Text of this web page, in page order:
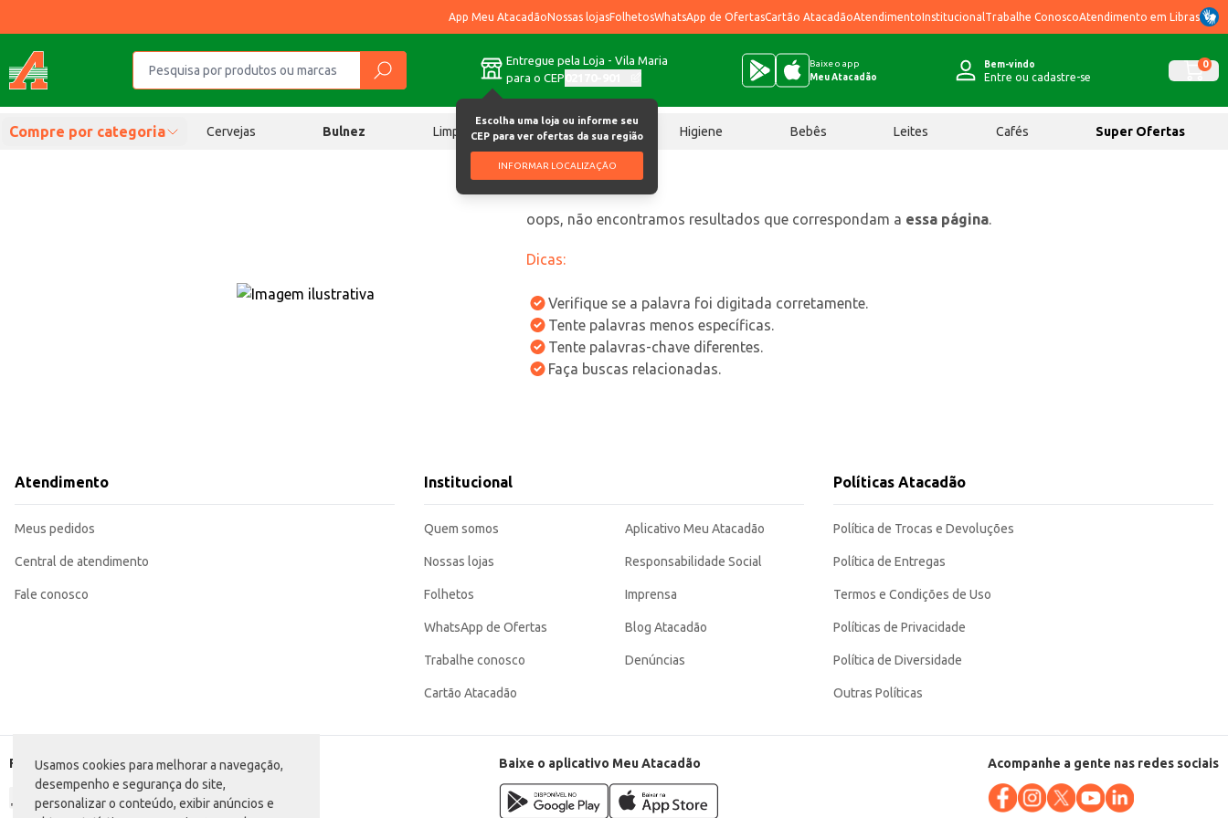
Usamos cookies para melhorar a navegação,
desempenho e segurança do site,
personalizar o conteúdo, exibir anúncios e
App Meu AtacadãoNossas lojasFolhetosWhatsApp de OfertasCartão AtacadãoAtendimentoInstitucional Trabalhe ConoscoAtendimento em Libras
Entregue pela Loja - Vila Maria
para o CEP
Escolha uma loja ou informe seu
CEP para ver ofertas da sua região
INFORMAR LOCALIZAÇÃO
Baixe o app
Meu Atacadão
Bem-vindo
Entre ou cadastre-se
0
Compre por categoria Cervejas Bulnez Limpeza Chocolates Higiene Bebês Leites Cafés Super Ofertas
oops, não encontramos resultados que correspondam a essa página.
Dicas:
Verifique se a palavra foi digitada corretamente.
Tente palavras menos específicas.
Tente palavras-chave diferentes.
Faça buscas relacionadas.
Atendimento
Meus pedidos
Central de atendimento
Fale conosco
Institucional
Quem somos
Nossas lojas
Folhetos
WhatsApp de Ofertas
Trabalhe conosco
Cartão Atacadão
Aplicativo Meu Atacadão
Responsabilidade Social
Imprensa
Blog Atacadão
Denúncias
Políticas Atacadão
Política de Trocas e Devoluções
Política de Entregas
Termos e Condições de Uso
Políticas de Privacidade
Política de Diversidade
Outras Políticas
Formas de pagamento Baixe o aplicativo Meu Atacadão Acompanhe a gente nas redes sociais